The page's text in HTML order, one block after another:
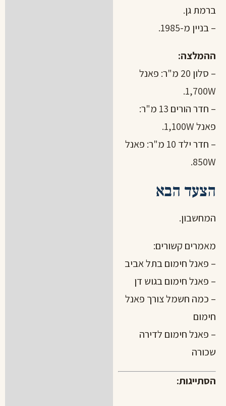
ברמת גן.
– בניין מ-1985.
ההמלצה:
– סלון 20 מ"ר: פאנל
1,700W.
– חדר הורים 13 מ"ר:
פאנל 1,100W.
– חדר ילד 10 מ"ר: פאנל
850W.
הצעד הבא
המחשבון.
מאמרים קשורים:
– פאנל חימום בתל אביב
– פאנל חימום בגוש דן
– כמה חשמל צורך פאנל
חימום
– פאנל חימום לדירה
שכורה
הסתייגות: